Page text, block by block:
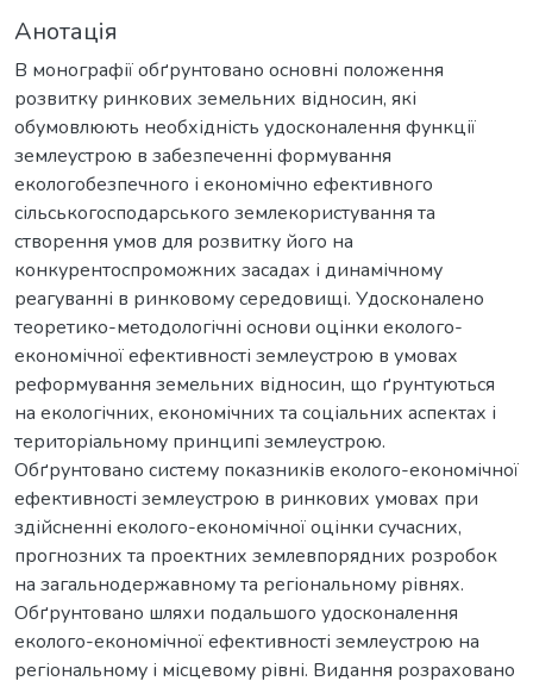
Анотація
В монографії обґрунтовано основні положення
розвитку ринкових земельних відносин, які
обумовлюють необхідність удосконалення функції
землеустрою в забезпеченні формування
екологобезпечного і економічно ефективного
сільськогосподарського землекористування та
створення умов для розвитку його на
конкурентоспроможних засадах і динамічному
реагуванні в ринковому середовищі. Удосконалено
теоретико-методологічні основи оцінки еколого-
економічної ефективності землеустрою в умовах
реформування земельних відносин, що ґрунтуються
на екологічних, економічних та соціальних аспектах і
територіальному принципі землеустрою.
Обґрунтовано систему показників еколого-економічної
ефективності землеустрою в ринкових умовах при
здійсненні еколого-економічної оцінки сучасних,
прогнозних та проектних землевпорядних розробок
на загальнодержавному та регіональному рівнях.
Обґрунтовано шляхи подальшого удосконалення
еколого-економічної ефективності землеустрою на
регіональному і місцевому рівні. Видання розраховано